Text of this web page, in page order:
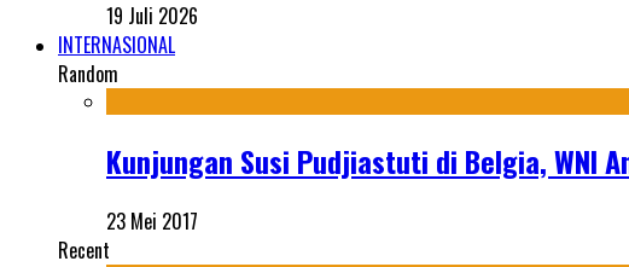
19 Juli 2026
INTERNASIONAL
Random
Kunjungan Susi Pudjiastuti di Belgia, WNI
23 Mei 2017
Recent